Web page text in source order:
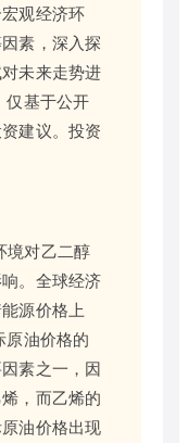
观经济环
素，深入探
未来走势进
仅基于公开
建议。投资
境对乙二醇
。全球经济
源价格上
油价格的
素之一，因
，而乙烯的
油价格出现